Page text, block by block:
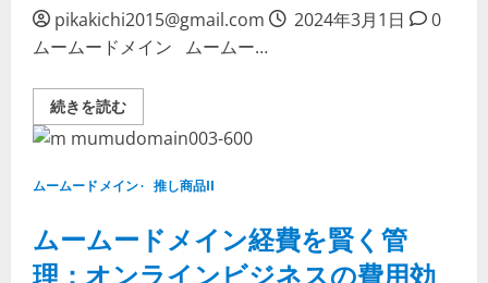
む
オ
ン
ラ
ア
イ
デ
ン
テ
ィ
る
つ
pikakichi2015@gmail.com 2024年3月1日
0
ムームードメイン ムームー…
続きを読むあ
な
た
の
メ
イ
先
つ
ムームードメイン 推し商品II
ムームードメイン経費を賢く管
理：オンラインビジネスの費用効